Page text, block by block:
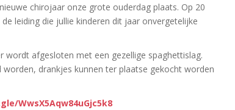
chirojaar onze grote ouderdag plaats. Op 20
leiding die jullie kinderen dit jaar onvergetelijke
wordt afgesloten met een gezellige spaghettislag.
drankjes kunnen ter plaatse gekocht worden
WwsX5Aqw84uGjc5k8